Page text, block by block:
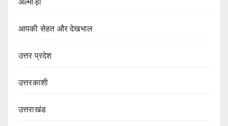
अल्मोड़ा
आपकी सेहत और देखभाल
उत्तर प्रदेश
उत्तरकाशी
उत्तराखंड